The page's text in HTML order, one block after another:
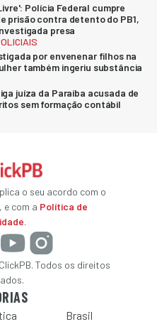
Polícia Federal cumpre
prisão contra detento do PB1,
presa
por envenenar filhos na
também ingeriu substância
juíza da Paraíba acusada de
sem formação contábil
o seu acordo com o
, e com a Política de
.
Todos os direitos
Brasil